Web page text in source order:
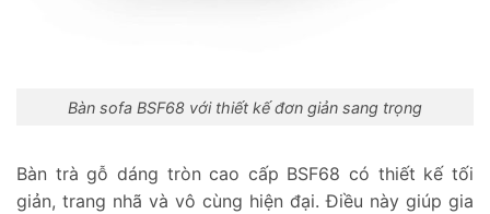
Bàn sofa BSF68 với thiết kế đơn giản sang trọng
Bàn trà gỗ dáng tròn cao cấp BSF68 có thiết kế tối
giản, trang nhã và vô cùng hiện đại. Điều này giúp gia